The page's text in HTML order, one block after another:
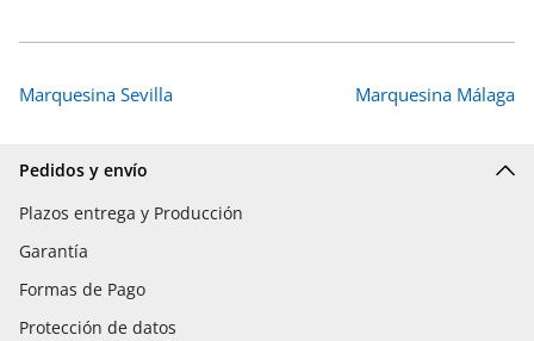
Marquesina Sevilla Marquesina Málaga
Pedidos y envío
Plazos entrega y Producción
Garantía
Formas de Pago
Protección de datos